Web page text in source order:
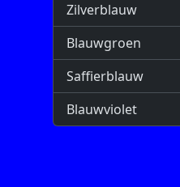
Zilverblauw
Blauwgroen
Saffierblauw
Blauwviolet